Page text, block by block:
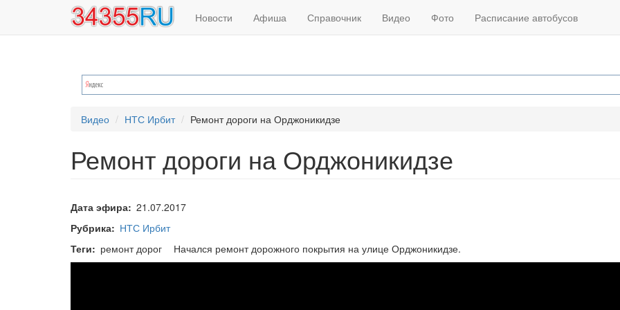
основному
Основная
навигация
Новости Афиша Справочник Видео Фото Расписание автобусов
Меню
учётной
пользователя
Видео НТС Ирбит Ремонт дороги на Орджоникидзе
Ремонт дороги на Орджоникидзе
Дата эфира 21.07.2017
Рубрика
НТС Ирбит
Теги
ремонт дорог Начался ремонт дорожного покрытия на улице Орджоникидзе.